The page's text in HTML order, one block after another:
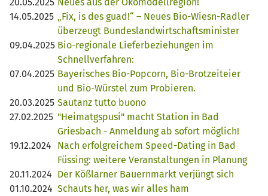
14.05.2025
„Fix, is des guad!“ – Neues Bio-Wiesn-Radler
überzeugt Bundeslandwirtschaftsminister
09.04.2025 Bio-regionale Lieferbeziehungen im
Schnellverfahren:
07.04.2025 Bayerisches Bio-Popcorn, Bio-Brotzeiteier
und Bio-Würstel zum Probieren.
20.03.2025 Sautanz tutto buono
27.02.2025 "Heimatgspusi" macht Station in Bad
Griesbach - Anmeldung ab sofort möglich!
19.12.2024
Nach erfolgreichem Speed-Dating in Bad
Füssing: weitere Veranstaltungen in Planung
20.11.2024 Der Kößlarner Bauernmarkt verjüngt sich
01.10.2024 Schauts her, was wir alles ham